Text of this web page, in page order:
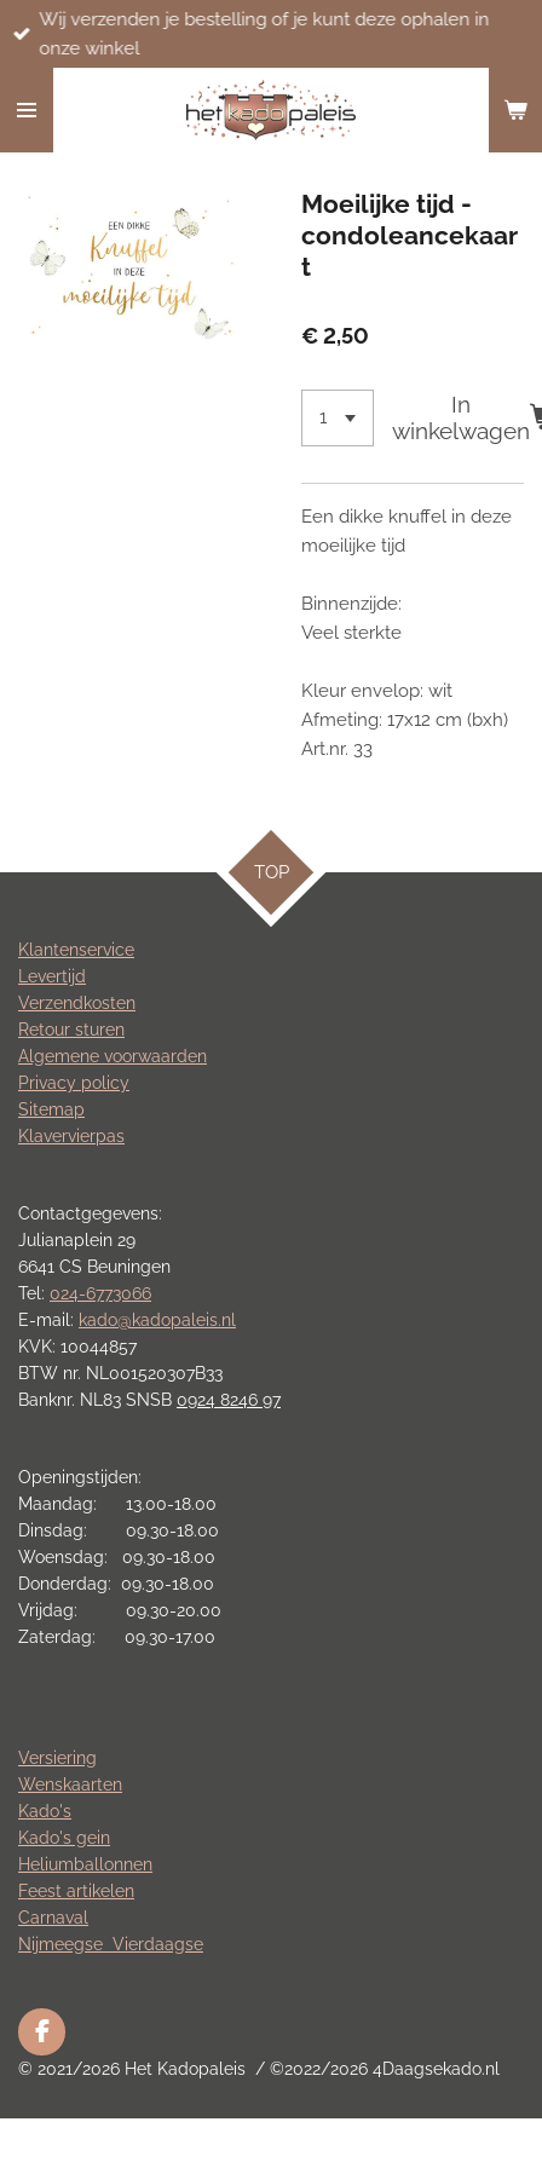
Ga
direct
de
Wij verzenden je bestelling of je kunt deze ophalen in
onze winkel
Moeilijke tijd -
condoleancekaar
t
€ 2,50
In
winkelwagen
Een dikke knuffel in deze
moeilijke tijd
Binnenzijde:
Veel sterkte
Kleur envelop: wit
Afmeting: 17x12 cm (bxh)
Art.nr. 33
TOP
Klantenservice
Levertijd
Verzendkosten
Retour sturen
Algemene voorwaarden
Privacy policy
Sitemap
Klavervierpas
Contactgegevens:
Julianaplein 29
6641 CS Beuningen
Tel: 024-6773066
E-mail: kado@kadopaleis.nl
KVK: 10044857
BTW nr. NL001520307B33
Banknr. NL83 SNSB 0924 8246 97
Openingstijden:
Maandag: 13.00-18.00
Dinsdag: 09.30-18.00
Woensdag: 09.30-18.00
Donderdag: 09.30-18.00
Vrijdag: 09.30-20.00
Zaterdag: 09.30-17.00
Versiering
Wenskaarten
Kado's
Kado's gein
Heliumballonnen
Feest artikelen
Carnaval
Nijmeegse Vierdaagse
F
a
© 2021/2026 Het Kadopaleis / ©2022/2026 4Daagsekado.nl